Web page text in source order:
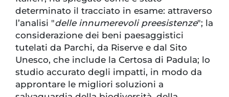
determinato il tracciato in esame: attraverso
l’analisi "delle innumerevoli preesistenze"; la
considerazione dei beni paesaggistici
tutelati da Parchi, da Riserve e dal Sito
Unesco, che include la Certosa di Padula; lo
studio accurato degli impatti, in modo da
approntare le migliori soluzioni a